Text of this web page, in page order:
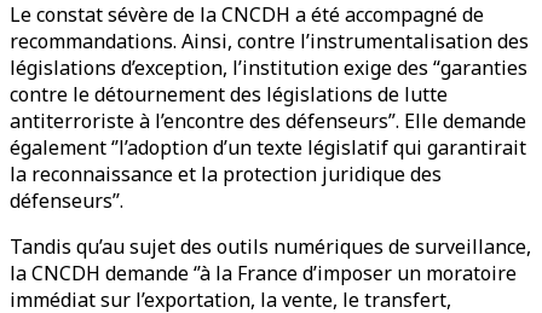
Le constat sévère de la CNCDH a été accompagné de
recommandations. Ainsi, contre l’instrumentalisation des
législations d’exception, l’institution exige des “garanties
contre le détournement des législations de lutte
antiterroriste à l’encontre des défenseurs”. Elle demande
également ‘’l’adoption d’un texte législatif qui garantirait
la reconnaissance et la protection juridique des
défenseurs’’.
Tandis qu’au sujet des outils numériques de surveillance,
la CNCDH demande ‘’à la France d’imposer un moratoire
immédiat sur l’exportation, la vente, le transfert,